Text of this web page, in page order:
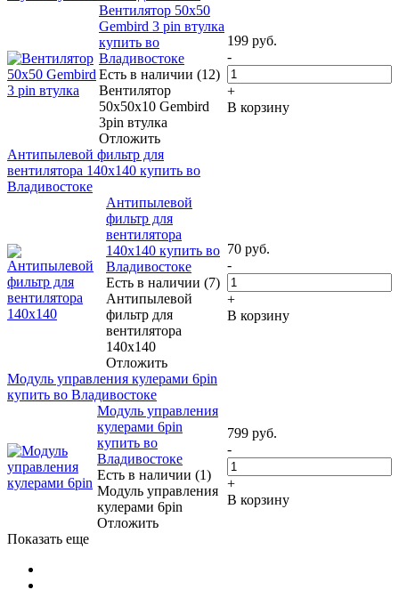
Вентилятор 50x50
Gembird 3 pin втулка
купить во
Владивостоке
Есть в наличии (12)
Вентилятор
50x50x10 Gembird
3pin втулка
Отложить
199 руб.
-
+
В корзину
Антипылевой фильтр для
вентилятора 140x140 купить во
Владивостоке
Антипылевой
фильтр для
вентилятора
140x140 купить во
Владивостоке
Есть в наличии (7)
Антипылевой
фильтр для
вентилятора
140x140
Отложить
70 руб.
-
+
В корзину
Модуль управления кулерами 6pin
купить во Владивостоке
Модуль управления
кулерами 6pin
купить во
Владивостоке
Есть в наличии (1)
Модуль управления
кулерами 6pin
Отложить
799 руб.
-
+
В корзину
Показать еще